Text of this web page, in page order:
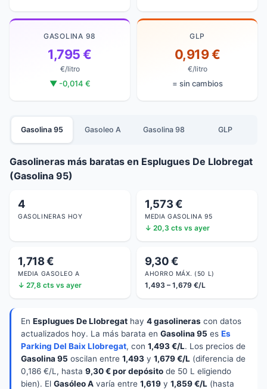
GASOLINA 98
1,795 €
€/litro
▼ -0,014 €
GLP
0,919 €
€/litro
= sin cambios
Gasolina 95 Gasoleo A Gasolina 98 GLP
Gasolineras más baratas en Esplugues De Llobregat
(Gasolina 95)
4
GASOLINERAS HOY
1,573 €
MEDIA GASOLINA 95
↓ 20,3 cts vs ayer
1,718 €
MEDIA GASOLEO A
↓ 27,8 cts vs ayer
9,30 €
AHORRO MÁX. (50 L)
1,493 – 1,679 €/L
En Esplugues De Llobregat hay 4 gasolineras con datos
actualizados hoy. La más barata en Gasolina 95 es Es
Parking Del Baix Llobregat, con 1,493 €/L. Los precios de
Gasolina 95 oscilan entre 1,493 y 1,679 €/L (diferencia de
0,186 €/L, hasta 9,30 € por depósito de 50 L eligiendo
bien). El Gasóleo A varía entre 1,619 y 1,859 €/L (hasta